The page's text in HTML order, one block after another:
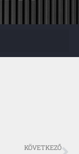
KÖVETKEZŐ